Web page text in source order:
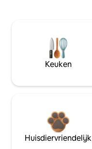
Keuken
Huisdiervriendelijk